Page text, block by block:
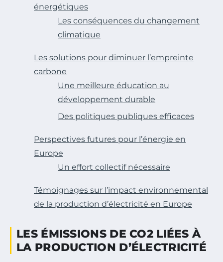
énergétiques
Les conséquences du changement
climatique
Les solutions pour diminuer l’empreinte
carbone
Une meilleure éducation au
développement durable
Des politiques publiques efficaces
Perspectives futures pour l’énergie en
Europe
Un effort collectif nécessaire
Témoignages sur l’impact environnemental
de la production d’électricité en Europe
LES ÉMISSIONS DE CO2 LIÉES À
LA PRODUCTION D’ÉLECTRICITÉ